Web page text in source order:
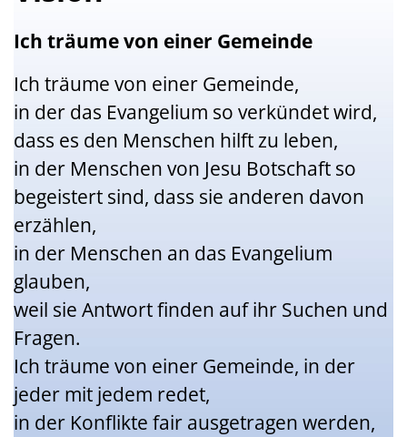
Ich träume von einer Gemeinde
Ich träume von einer Gemeinde,
in der das Evangelium so verkündet wird,
dass es den Menschen hilft zu leben,
in der Menschen von Jesu Botschaft so
begeistert sind, dass sie anderen davon
erzählen,
in der Menschen an das Evangelium
glauben,
weil sie Antwort finden auf ihr Suchen und
Fragen.
Ich träume von einer Gemeinde, in der
jeder mit jedem redet,
in der Konflikte fair ausgetragen werden,